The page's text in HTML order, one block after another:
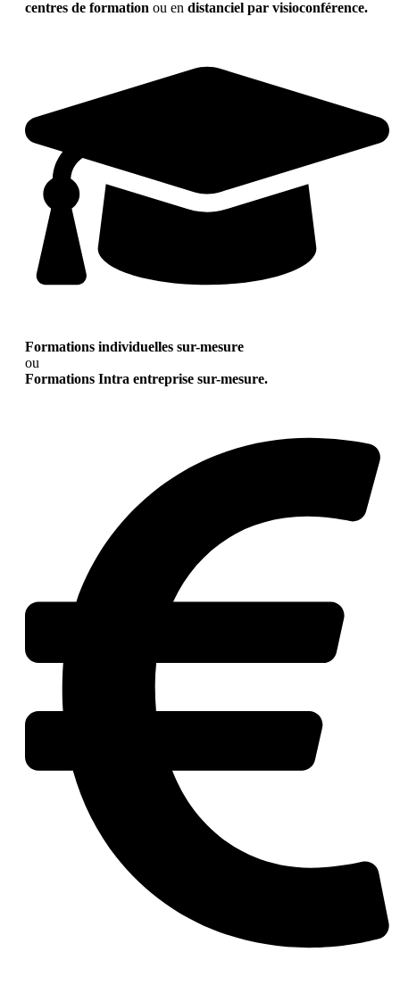
centres de formation ou en distanciel par visioconférence.
Formations individuelles sur-mesure
ou
Formations Intra entreprise sur-mesure.